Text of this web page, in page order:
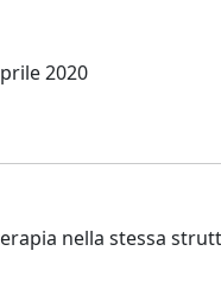
2020
nella stessa